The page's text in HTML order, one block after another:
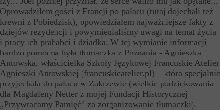
Oprowadziłem gości z Francji po pałacu (tutaj dojechali też
krewni z Pobiedzisk), opowiedziałem najważniejsze fakty z
dziejów rezydencji i powymienialiśmy uwagi na temat życia
i pracy ich prababci i dziadka. W tej wymianie informacji
bardzo pomocna była tłumaczka z Poznania - Agnieszka
Antowska, właścicielka Szkoły Językowej Francuskie Atelier
Agnieszki Antowskiej (francuskieatelier.pl) – która specjalnie
przyjechała do pałacu w Zakrzewie (wielkie podziękowania
dla Magdaleny Netter z mojej Fundacji Historycznej
„Przywracamy Pamięć” za zorganizowanie tłumaczki).